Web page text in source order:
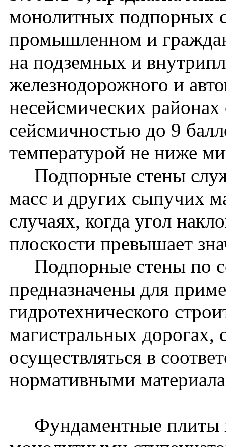
монолитных подпорных
промышленном и
на подземных и
железнодорожного и
несейсмических районах
сейсмичностью до 9
температурой не ниже
Подпорные стены
масс и других сыпучих
случаях, когда угол
плоскости превышает
Подпорные стены по
предназначены для
гидротехнического
магистральных дорогах,
осуществляться в
нормативными
Фундаментные плиты